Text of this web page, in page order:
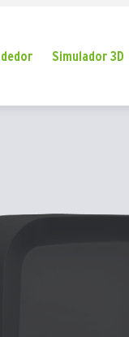
Simulador 3D